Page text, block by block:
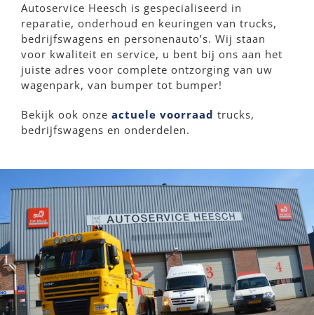
Autoservice Heesch is gespecialiseerd in
reparatie, onderhoud en keuringen van trucks,
bedrijfswagens en personenauto’s. Wij staan
voor kwaliteit en service, u bent bij ons aan het
juiste adres voor complete ontzorging van uw
wagenpark, van bumper tot bumper!
Bekijk ook onze actuele voorraad trucks,
bedrijfswagens en onderdelen.